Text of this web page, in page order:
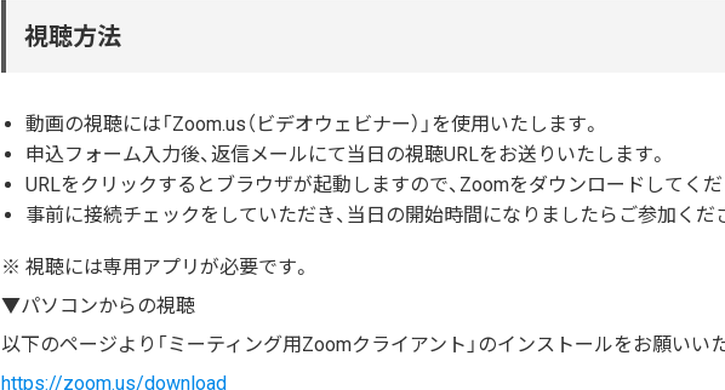
視聴方法
動画の視聴には「Zoom.us（ビデオウェビナー）」を使用いたします。
申込フォーム入力後、返信メールにて当日の視聴URLをお送りいたします。
URLをクリックするとブラウザが起動しますので、Zoomをダウンロードしてく
事前に接続チェックをしていただき、当日の開始時間になりましたらご参加くだ
※ 視聴には専用アプリが必要です。
▼パソコンからの視聴
以下のページより「ミーティング用Zoomクライアント」のインストールをお願いい
https://zoom.us/download